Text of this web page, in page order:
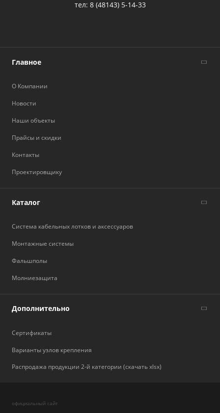
Главное
О Компании
Новости
Наши объекты
Прайсы и скидки
Контакты
Проектировщику
Каталог
Система кабельных лотков и аксессуаров
Монтажные системы
Фальшполы
Молниезащита
Дополнительно
Сертификаты
Варианты узлов крепления
Распродажа продукции 2-й категории (скачать xlsx)
тел: 8 (48143) 5-14-33
официальный сайт